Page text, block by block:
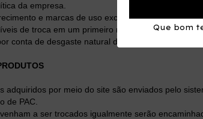
Que bom
da empresa.
e marcas de uso excessivo na peça não
de troca em um primeiro momento.
conta de desgaste natural do produto serão
adquiridos por meio do site são enviados pelo
de PAC.
a ser trocados igualmente serão